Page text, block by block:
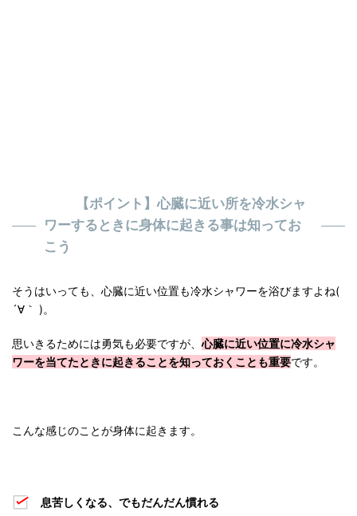
【ポイント】心臓に近い所を冷水シャ
ワーするときに身体に起きる事は知ってお
こう
そうはいっても、心臓に近い位置も冷水シャワーを浴びますよね(
´∀｀ )。
思いきるためには勇気も必要ですが、 心臓に近い位置に冷水シャ
ワーを当てたときに起きることを知っておくことも重要です。
こんな感じのことが身体に起きます。
息苦しくなる、でもだんだん慣れる